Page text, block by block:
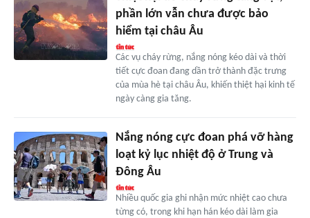
phần lớn vẫn chưa được bảo
hiểm tại châu Âu
Các vụ cháy rừng, nắng nóng kéo dài và thời
tiết cực đoan đang dần trở thành đặc trưng
của mùa hè tại châu Âu, khiến thiệt hại kinh tế
ngày càng gia tăng.
Nắng nóng cực đoan phá vỡ hàng
loạt kỷ lục nhiệt độ ở Trung và
Đông Âu
Nhiều quốc gia ghi nhận mức nhiệt cao chưa
từng có, trong khi hạn hán kéo dài làm gia